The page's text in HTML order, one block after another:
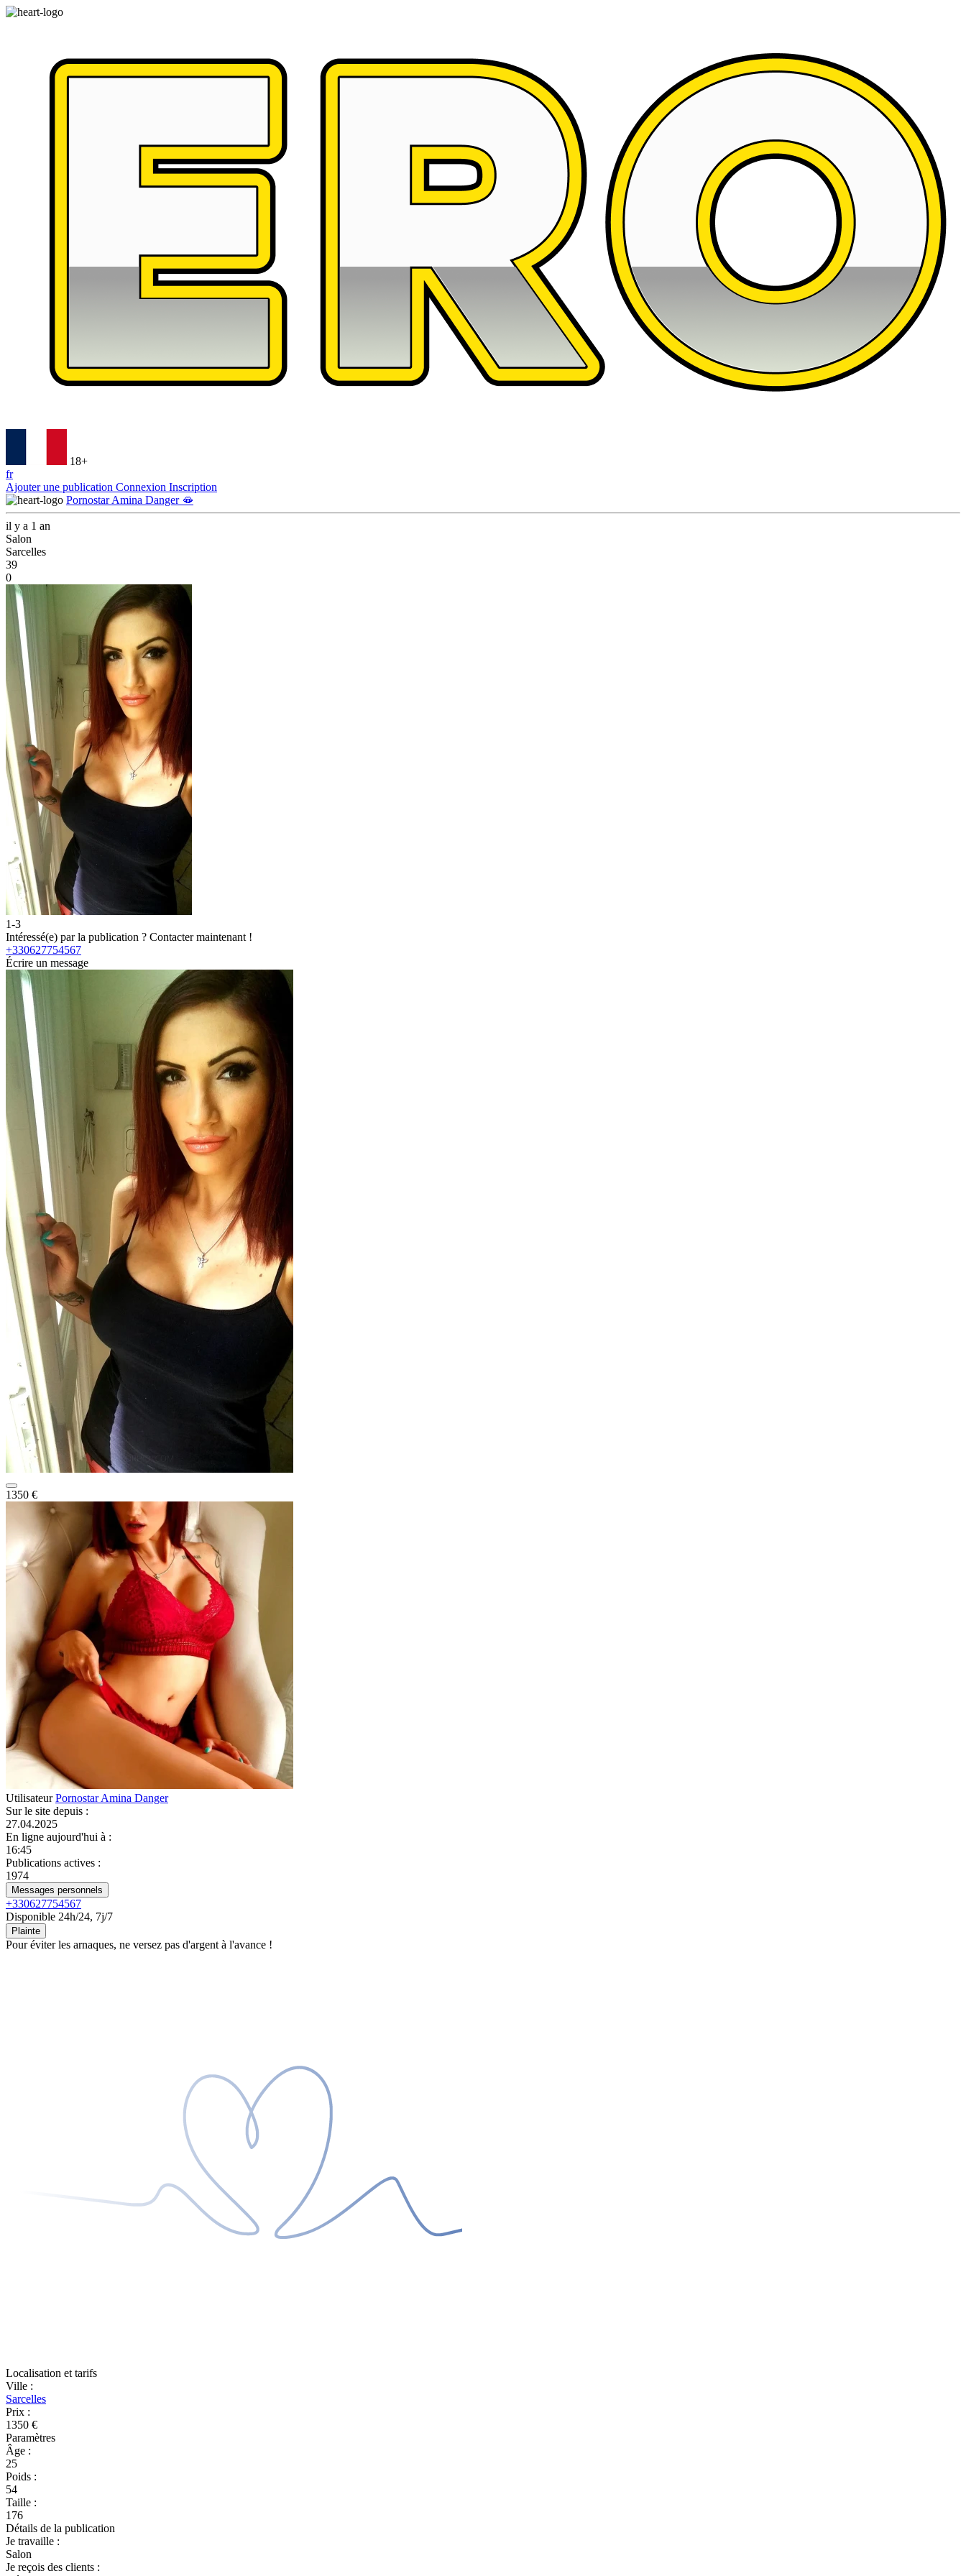
18+
fr
Ajouter une publication Connexion Inscription
Pornostar Amina Danger 🫦
il y a 1 an
Salon
Sarcelles
39
0
1-3
Intéressé(e) par la publication ? Contacter maintenant !
+330627754567
Écrire un message
1350 €
UtilisateurPornostar Amina Danger
Sur le site depuis :
27.04.2025
En ligne aujourd'hui à :
16:45
Publications actives :
1974
Messages personnels
+330627754567
Disponible 24h/24, 7j/7
Plainte
Pour éviter les arnaques, ne versez pas d'argent à l'avance !
Localisation et tarifs
Ville :
Sarcelles
Prix :
1350 €
Paramètres
Âge :
25
Poids :
54
Taille :
176
Détails de la publication
Je travaille :
Salon
Je reçois des clients :